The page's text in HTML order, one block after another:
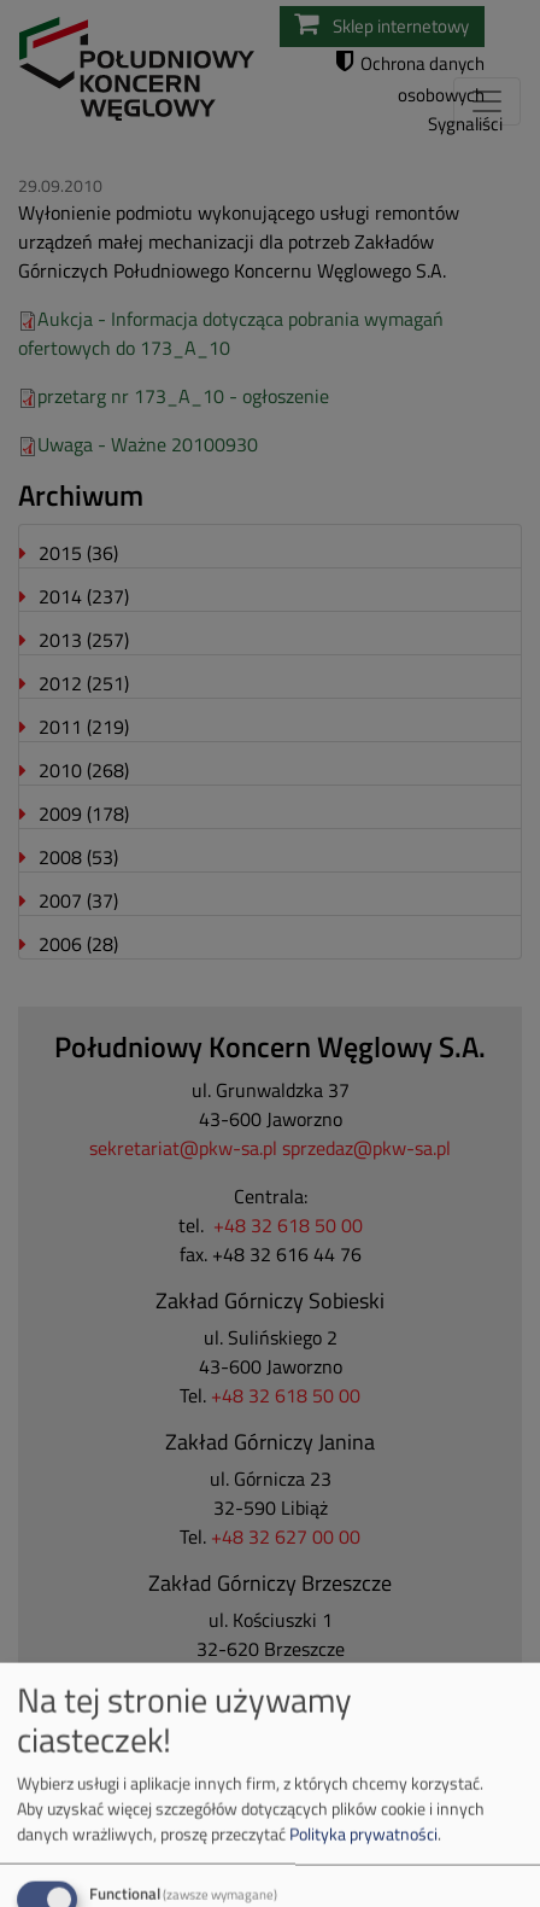
Przejdź
do
Sklep internetowy
Ochrona danych
osobowych
Sygnaliści
29.09.2010
Wyłonienie podmiotu wykonującego usługi remontów
urządzeń małej mechanizacji dla potrzeb Zakładów
Górniczych Południowego Koncernu Węglowego S.A.
Aukcja - Informacja dotycząca pobrania wymagań
ofertowych do 173_A_10
przetarg nr 173_A_10 - ogłoszenie
Uwaga - Ważne 20100930
Archiwum
2015 (36)
2014 (237)
2013 (257)
2012 (251)
2011 (219)
2010 (268)
2009 (178)
2008 (53)
2007 (37)
2006 (28)
Południowy Koncern Węglowy S.A.
ul. Grunwaldzka 37
43-600 Jaworzno
sekretariat@pkw-sa.pl sprzedaz@pkw-sa.pl
Centrala:
tel. +48 32 618 50 00
fax. +48 32 616 44 76
Zakład Górniczy Sobieski
ul. Sulińskiego 2
43-600 Jaworzno
Tel. +48 32 618 50 00
Zakład Górniczy Janina
ul. Górnicza 23
32-590 Libiąż
Tel. +48 32 627 00 00
Zakład Górniczy Brzeszcze
ul. Kościuszki 1
32-620 Brzeszcze
Kontakt dla mediów:
mail:media@pkw-sa.pl
tel.:+48 32 618 56 02
(poniedziałek-piątek 7:00-15:00)
Na tej stronie używamy
ciasteczek!
Wybierz usługi i aplikacje innych firm, z których chcemy korzystać.
Aby uzyskać więcej szczegółów dotyczących plików cookie i innych
danych wrażliwych, proszę przeczytaćPolityka prywatności.
Functional(zawsze wymagane)